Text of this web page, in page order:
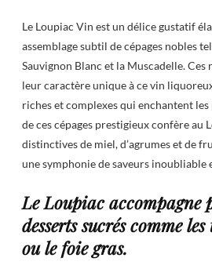
Le Loupiac Vin est un délice gustatif
assemblage subtil de cépages nobles
Sauvignon Blanc et la Muscadelle.
leur caractère unique à ce vin
riches et complexes qui enchantent
de ces cépages prestigieux confère au
distinctives de miel, d’agrumes et de
une symphonie de saveurs inoubliable
Le Loupiac accompagne
desserts sucrés comme
ou le foie gras.